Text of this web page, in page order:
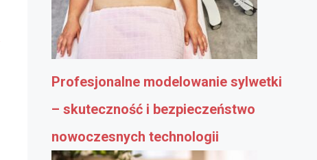
Profesjonalne modelowanie sylwetki
– skuteczność i bezpieczeństwo
nowoczesnych technologii